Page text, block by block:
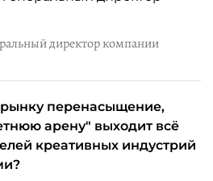
директор компании
рынку перенасыщение,
арену" выходит всё
креативных индустрий